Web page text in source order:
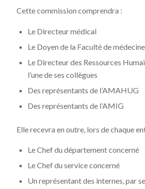
Cette commission comprendra :
Le Directeur médical
Le Doyen de la Faculté de médecine
Le Directeur des Ressources
l’une de ses collègues
Des représentants de l’AMAHUG
Des représentants de l’AMIG
Elle recevra en outre, lors de chaque
Le Chef du département concerné
Le Chef du service concerné
Un représentant des internes, par